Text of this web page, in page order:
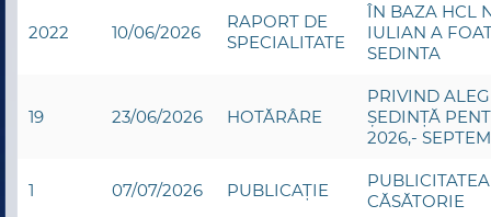
2022 10/06/2026
RAPORT DE
SPECIALITATE
ÎN BAZA HCL
IULIAN A
SEDINTA
19 23/06/2026 HOTĂRÂRE
PRIVIND
ȘEDINȚĂ
2026,-
1 07/07/2026 PUBLICAȚIE
CĂSĂTORIE